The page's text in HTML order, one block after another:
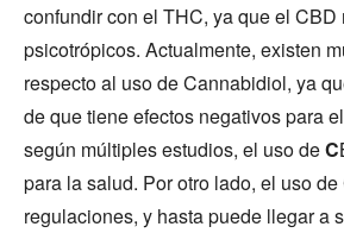
confundir con el THC, ya que el CBD
psicotrópicos. Actualmente, existen
respecto al uso de Cannabidiol, ya
de que tiene efectos negativos para
según múltiples estudios, el uso deC
para la salud. Por otro lado, el uso
regulaciones, y hasta puede llegar a